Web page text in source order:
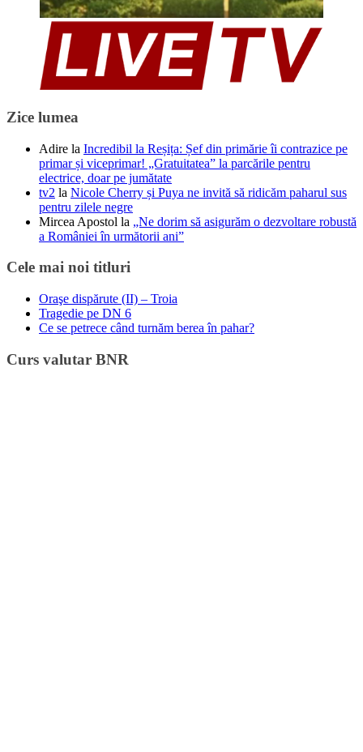
Zice lumea
Adire la Incredibil la Reșița: Șef din primărie îi contrazice pe
primar și viceprimar! „Gratuitatea” la parcările pentru
electrice, doar pe jumătate
tv2 la Nicole Cherry și Puya ne invită să ridicăm paharul sus
pentru zilele negre
Mircea Apostol la „Ne dorim să asigurăm o dezvoltare robustă
a României în următorii ani”
Cele mai noi titluri
Oraşe dispărute (II) – Troia
Tragedie pe DN 6
Ce se petrece când turnăm berea în pahar?
Curs valutar BNR